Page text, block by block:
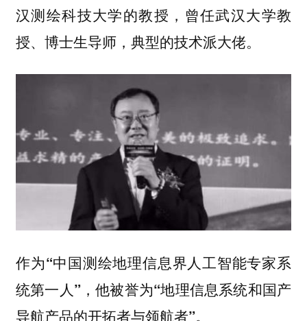
汉测绘科技大学的教授，曾任武汉大学教
授、博士生导师，典型的技术派大佬。
作为“中国测绘地理信息界人工智能专家系
统第一人”，他被誉为“地理信息系统和国产
导航产品的开拓者与领航者”。